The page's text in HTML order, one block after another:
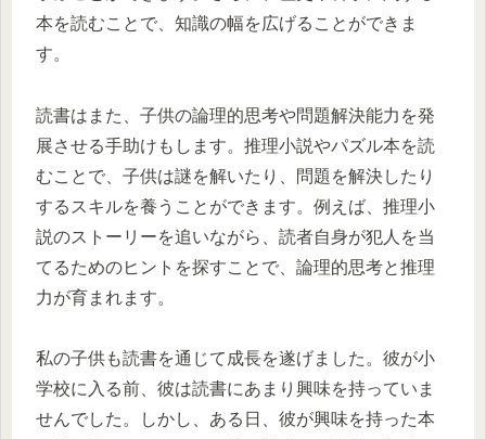
本を読むことで、知識の幅を広げることができま
す。
読書はまた、子供の論理的思考や問題解決能力を発
展させる手助けもします。推理小説やパズル本を読
むことで、子供は謎を解いたり、問題を解決したり
するスキルを養うことができます。例えば、推理小
説のストーリーを追いながら、読者自身が犯人を当
てるためのヒントを探すことで、論理的思考と推理
力が育まれます。
私の子供も読書を通じて成長を遂げました。彼が小
学校に入る前、彼は読書にあまり興味を持っていま
せんでした。しかし、ある日、彼が興味を持った本